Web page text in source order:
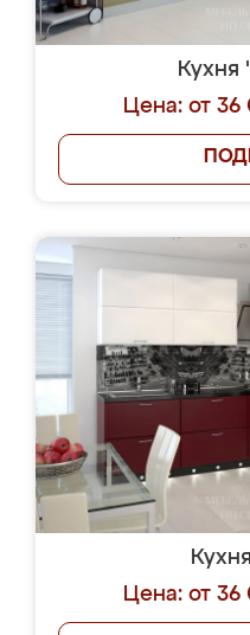
Кухня
Цена: от 36
Цена: от 36